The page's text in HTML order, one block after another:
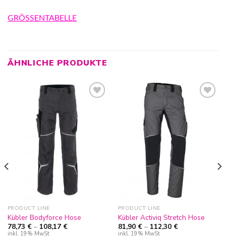
GRÖSSENTABELLE
ÄHNLICHE PRODUKTE
Wunschliste
hinzufügen
PRODUCT LINE
Kübler Bodyforce Hose
78,73 €– 108,17 €
inkl. 19% MwSt
Wunschliste
hinzufügen
PRODUCT LINE
Kübler Activiq Stretch Hose
81,90 €– 112,30 €
inkl. 19% MwSt